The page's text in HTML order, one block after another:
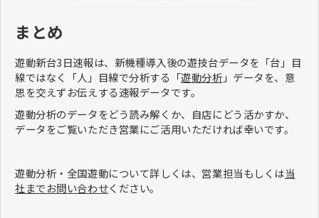
まとめ
遊動新台3日速報は、新機種導入後の遊技台データを「台」目
線ではなく「人」目線で分析する「遊動分析」データを、意
思を交えずお伝えする速報データです。
遊動分析のデータをどう読み解くか、自店にどう活かすか、
データをご覧いただき営業にご活用いただければ幸いです。
遊動分析・全国遊動について詳しくは、営業担当もしくは当
社までお問い合わせください。